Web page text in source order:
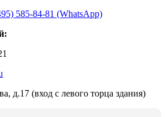
585-84-81 (WhatsApp)
д.17 (вход с левого торца здания)